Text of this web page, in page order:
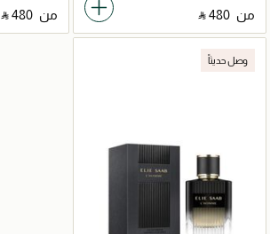
من ‎ ⃁ ⁦480⁩ ‎ من ‎ ⃁ ⁦480⁩ ‎
وصل حديثاً